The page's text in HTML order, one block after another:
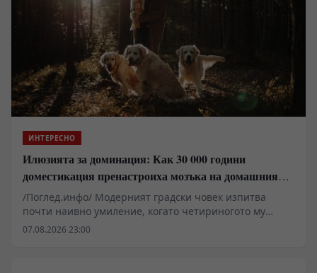
ИНТЕРЕСНО
Илюзията за доминация: Как 30 000 години
доместикация пренастроиха мозъка на домашния
хищник
/Поглед.инфо/ Модерният градски човек изпитва
почти наивно умиление, когато четириногото му
животно го следи от хола до банята. Популярната
07.08.2026 23:00